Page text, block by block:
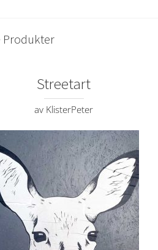
Produkter
Streetart
av KlisterPeter